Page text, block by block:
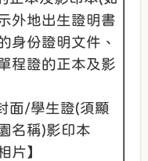
外地出生證明書
身份證明文件、
程證的正本及影
面/學生證(須顯
名稱)影印本
片】